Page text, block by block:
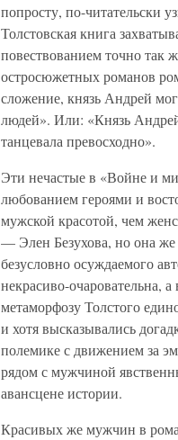
попросту, по-читательски
Толстовская книга
повествованием точно так
остросюжетных романов
сложение, князь Андрей
людей». Или: «Князь
танцевала превосходно».
Эти нечастые в «Войне и
любованием героями и
мужской красотой, чем
— Элен Безухова, но она
безусловно осуждаемого
некрасиво-очаровательна,
метаморфозу Толстого
и хотя высказывались
полемике с движением за
рядом с мужчиной
авансцене истории.
Красивых же мужчин в